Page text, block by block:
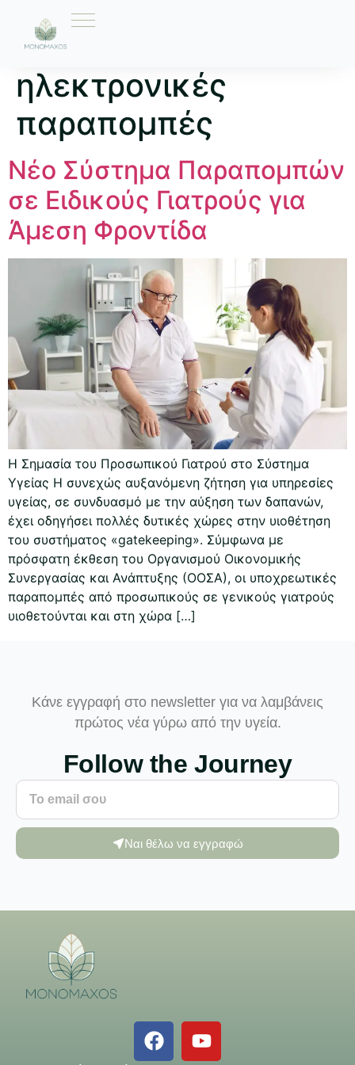
Ετικέτα:
ηλεκτρονικές
παραπομπές
Νέο Σύστημα Παραπομπών
σε Ειδικούς Γιατρούς για
Άμεση Φροντίδα
Η Σημασία του Προσωπικού Γιατρού στο Σύστημα
Υγείας Η συνεχώς αυξανόμενη ζήτηση για υπηρεσίες
υγείας, σε συνδυασμό με την αύξηση των δαπανών,
έχει οδηγήσει πολλές δυτικές χώρες στην υιοθέτηση
του συστήματος «gatekeeping». Σύμφωνα με
πρόσφατη έκθεση του Οργανισμού Οικονομικής
Συνεργασίας και Ανάπτυξης (ΟΟΣΑ), οι υποχρεωτικές
παραπομπές από προσωπικούς σε γενικούς γιατρούς
υιοθετούνται και στη χώρα […]
Κάνε εγγραφή στο newsletter για να λαμβάνεις
πρώτος νέα γύρω από την υγεία.
Follow the Journey
Ναι θέλω να εγγραφώ